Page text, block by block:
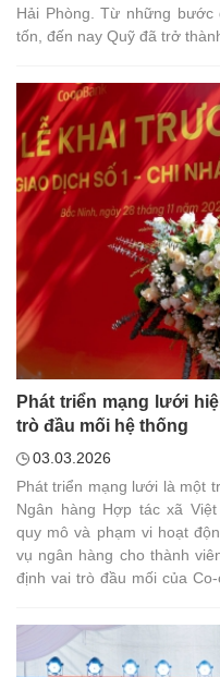
Hải Phòng. Từ những
tốn, đến nay Quỹ đã trở
xã hội địa phương.
Phát triển mạng lưới
trò đầu mối hệ thống
03.03.2026
Phát triển mạng lưới là một
Ngân hàng Hợp tác xã
quy mô và phạm vi hoạt
vụ ngân hàng cho thành
định vai trò đầu mối của